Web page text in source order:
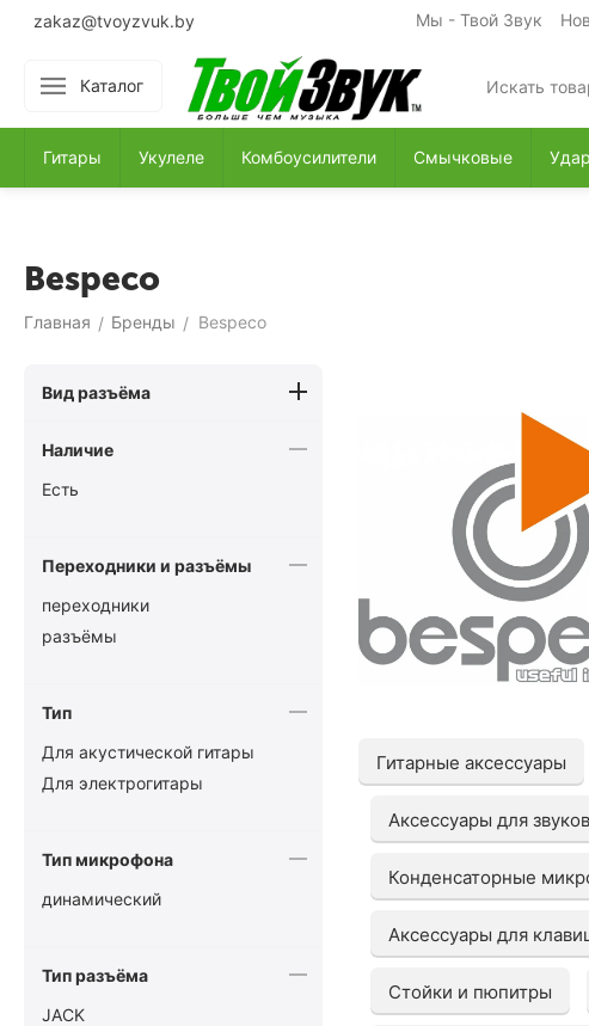
zakaz@tvoyzvuk.by Мы - Твой Звук
Каталог
Гитары Укулеле Комбоусилители Смычковые
Bespeco
Главная / Бренды / Bespeco
Гитарные аксессуары
Аксессуары для
Конденсаторные
Аксессуары для
Стойки и пюпитры
Вид разъёма
Наличие
Есть
Переходники и разъёмы
переходники
разъёмы
Тип
Для акустической гитары
Для электрогитары
Тип микрофона
динамический
Тип разъёма
JACK